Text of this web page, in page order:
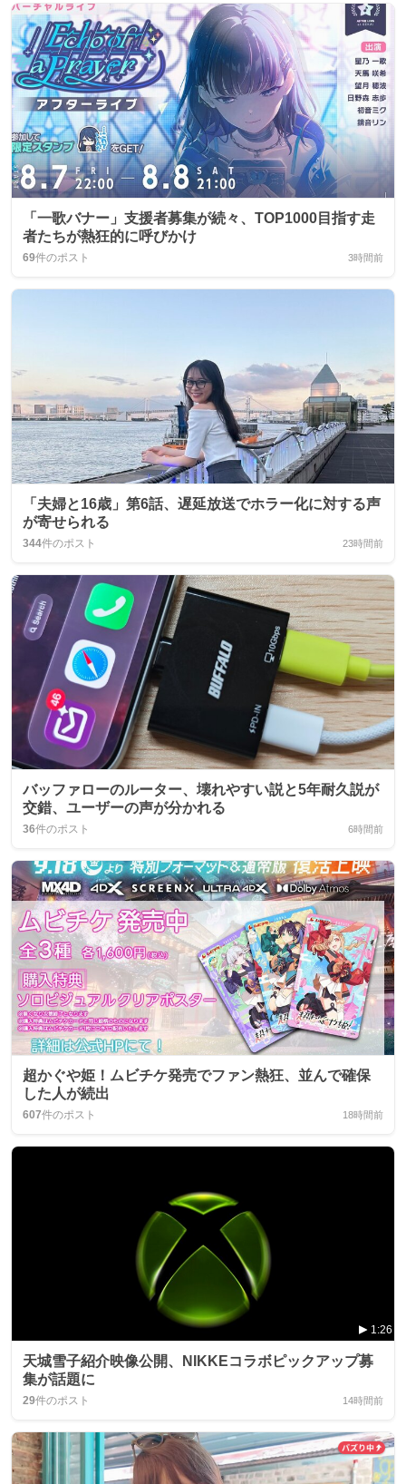
「一歌バナー」支援者募集が続々、TOP1000目指す走
者たちが熱狂的に呼びかけ
69件のポスト 3時間前
「夫婦と16歳」第6話、遅延放送でホラー化に対する声
が寄せられる
344件のポスト 23時間前
バッファローのルーター、壊れやすい説と5年耐久説が
交錯、ユーザーの声が分かれる
36件のポスト 6時間前
超かぐや姫！ムビチケ発売でファン熱狂、並んで確保
した人が続出
607件のポスト 18時間前
1:26
天城雪子紹介映像公開、NIKKEコラボピックアップ募
集が話題に
29件のポスト 14時間前